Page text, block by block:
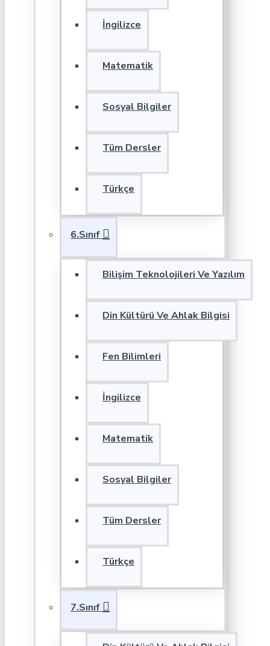
İngilizce
Matematik
Sosyal Bilgiler
Tüm Dersler
Türkçe
6.Sınıf
Bilişim Teknolojileri Ve Yazılım
Din Kültürü Ve Ahlak Bilgisi
Fen Bilimleri
İngilizce
Matematik
Sosyal Bilgiler
Tüm Dersler
Türkçe
7.Sınıf